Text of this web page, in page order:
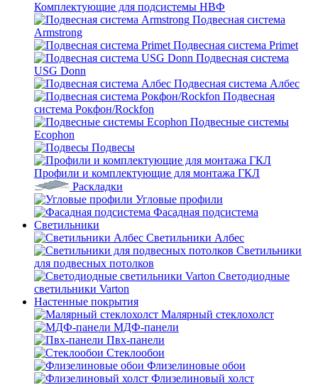
Комплектующие для подсистемы НВФ
Подвесная система
Armstrong
Подвесная система Primet
Подвесная система
USG Donn
Подвесная система Албес
Подвесная
система Рокфон/Rockfon
Подвесные системы
Ecophon
Подвесы
Профили и комплектующие для монтажа ГКЛ
Раскладки
Угловые профили
Фасадная подсистема
Светильники
Светильники Албес
Светильники
для подвесных потолков
Светодиодные
светильники Varton
Настенные покрытия
Малярный стеклохолст
МДФ-панели
Пвх-панели
Стеклообои
Флизелиновые обои
Флизелиновый холст